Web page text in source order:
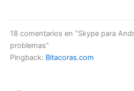
18 comentarios en “Skype para
problemas”
Pingback: Bitacoras.com